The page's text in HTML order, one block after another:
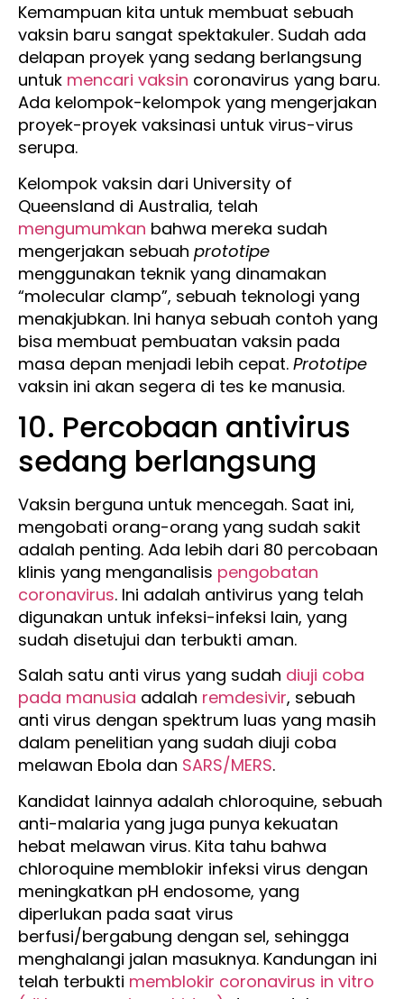
Kemampuan kita untuk membuat sebuah
vaksin baru sangat spektakuler. Sudah ada
delapan proyek yang sedang berlangsung
untuk mencari vaksin coronavirus yang baru.
Ada kelompok-kelompok yang mengerjakan
proyek-proyek vaksinasi untuk virus-virus
serupa.
Kelompok vaksin dari University of
Queensland di Australia, telah
mengumumkan bahwa mereka sudah
mengerjakan sebuah prototipe
menggunakan teknik yang dinamakan
“molecular clamp”, sebuah teknologi yang
menakjubkan. Ini hanya sebuah contoh yang
bisa membuat pembuatan vaksin pada
masa depan menjadi lebih cepat. Prototipe
vaksin ini akan segera di tes ke manusia.
10. Percobaan antivirus
sedang berlangsung
Vaksin berguna untuk mencegah. Saat ini,
mengobati orang-orang yang sudah sakit
adalah penting. Ada lebih dari 80 percobaan
klinis yang menganalisis pengobatan
coronavirus. Ini adalah antivirus yang telah
digunakan untuk infeksi-infeksi lain, yang
sudah disetujui dan terbukti aman.
Salah satu anti virus yang sudah diuji coba
pada manusia adalah remdesivir, sebuah
anti virus dengan spektrum luas yang masih
dalam penelitian yang sudah diuji coba
melawan Ebola dan SARS/MERS.
Kandidat lainnya adalah chloroquine, sebuah
anti-malaria yang juga punya kekuatan
hebat melawan virus. Kita tahu bahwa
chloroquine memblokir infeksi virus dengan
meningkatkan pH endosome, yang
diperlukan pada saat virus
berfusi/bergabung dengan sel, sehingga
menghalangi jalan masuknya. Kandungan ini
telah terbukti memblokir coronavirus in vitro